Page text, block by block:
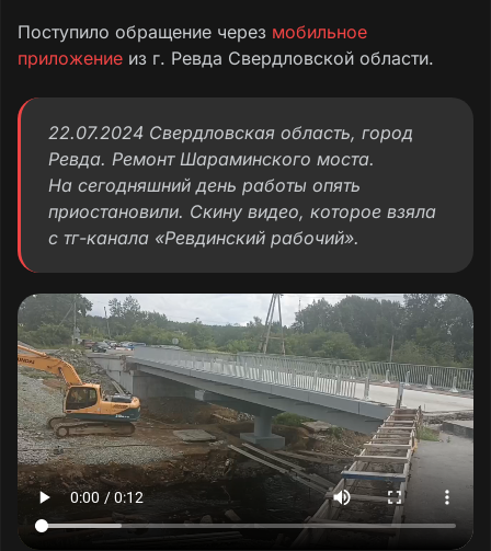
Поступило обращение через мобильное
приложение из г. Ревда Свердловской области.
22.07.2024 Свердловская область, город
Ревда. Ремонт Шараминского моста.
На сегодняшний день работы опять
приостановили. Скину видео, которое взяла
с тг-канала «Ревдинский рабочий».